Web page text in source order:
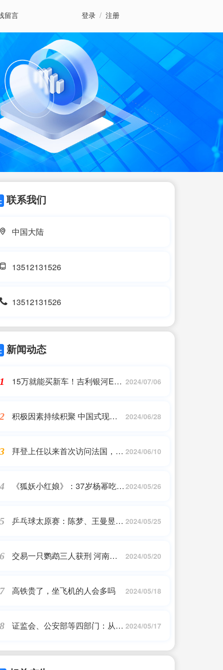
留言 登录 / 注册
联系我们
中国大陆
13512131526
13512131526
新闻动态
15万就能买新车！吉利银河E5
2024/07/06
积极因素持续积聚 中国式现代
2024/06/28
拜登上任以来首次访问法国，他 2024/06/10
《狐妖小红娘》：37岁杨幂吃红2024/05/26
乒乓球太原赛：陈梦、王曼昱爆 2024/05/25
交易一只鹦鹉三人获刑 河南南
2024/05/20
高铁贵了，坐飞机的人会多吗 2024/05/18
证监会、公安部等四部门：从严
捕则捕
2024/05/17